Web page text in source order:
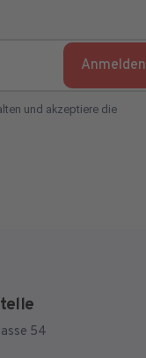
und akzeptiere die
Anmelden
54